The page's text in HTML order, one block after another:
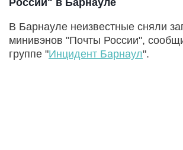
В Барнауле неизвестные сняли
минивэнов "Почты России",
группе "Инцидент Барнаул".